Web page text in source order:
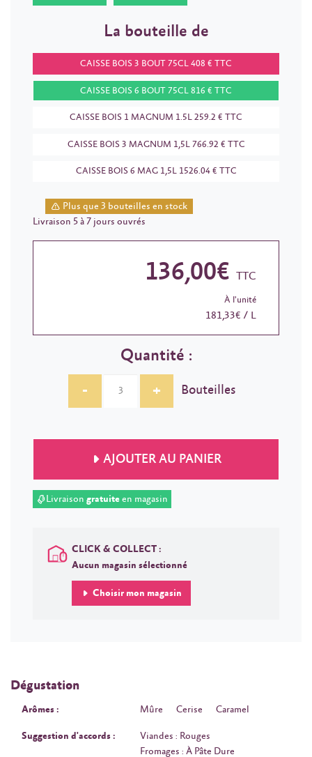
La bouteille de
CAISSE BOIS 3 BOUT 75CL 408 € TTC
CAISSE BOIS 6 BOUT 75CL 816 € TTC
CAISSE BOIS 1 MAGNUM 1.5L 259.2 € TTC
CAISSE BOIS 3 MAGNUM 1,5L 766.92 € TTC
CAISSE BOIS 6 MAG 1,5L 1526.04 € TTC
Plus que 3 bouteilles en stock
Livraison 5 à 7 jours ouvrés
136,00€ TTC
À l'unité
181,33€ / L
Quantité :
-
+ Bouteilles
AJOUTER AU PANIER
Livraison gratuiteen magasin
CLICK & COLLECT :
Aucun magasin sélectionné
Choisir mon magasin
Dégustation
Arômes : Mûre Cerise Caramel
Suggestion d'accords :
Viandes : Rouges
Fromages : À Pâte Dure